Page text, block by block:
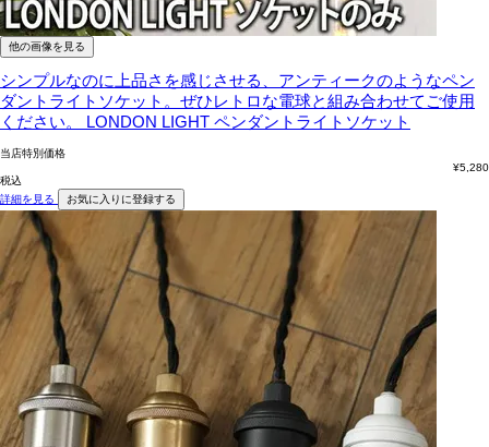
他の画像を見る
シンプルなのに上品さを感じさせる、アンティークのようなペン
ダントライトソケット。ぜひレトロな電球と組み合わせてご使用
ください。
LONDON LIGHT ペンダントライトソケット
当店特別価格
¥5,280
税込
詳細を見る
お気に入りに登録する